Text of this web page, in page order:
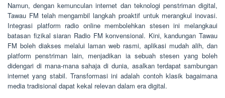
Namun, dengan kemunculan internet dan teknologi penstriman digital,
Tawau FM telah mengambil langkah proaktif untuk merangkul inovasi.
Integrasi platform radio online membolehkan stesen ini melangkaui
batasan fizikal siaran Radio FM konvensional. Kini, kandungan Tawau
FM boleh diakses melalui laman web rasmi, aplikasi mudah alih, dan
platform penstriman lain, menjadikan ia sebuah stesen yang boleh
didengari di mana-mana sahaja di dunia, asalkan terdapat sambungan
internet yang stabil. Transformasi ini adalah contoh klasik bagaimana
media tradisional dapat kekal relevan dalam era digital.